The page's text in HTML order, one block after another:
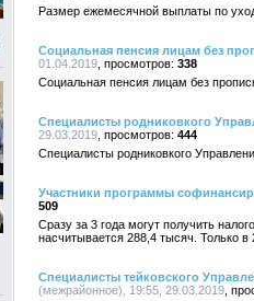
Размер ежемесячной выплаты по
Социальная пенсия лицам без
01.04.2019
338
Социальная пенсия лицам без
Специалисты родниковкого
29.03.2019
444
Специалисты родниковкого
Участники программы
509
Сразу за 3 года могут получить
насчитывается 288,4 тысяч. Только
Специалисты тейковского
(межрайонное), 19:55, 29.03.2019